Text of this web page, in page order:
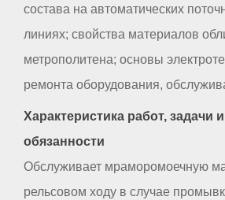
состава на автоматических
линиях; свойства материалов
метрополитена; основы
ремонта оборудования,
Характеристика работ, задачи
обязанности
Обслуживает мраморомоечную
рельсовом ходу в случае